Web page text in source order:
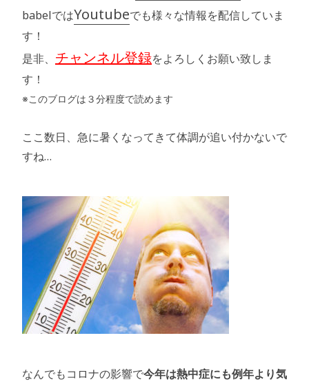
babelではYoutubeでも様々な情報を配信していま
す！
是非、 チャンネル登録をよろしくお願い致しま
す！
※このブログは３分程度で読めます
ここ数日、急に暑くなってきて体調が追い付かないで
すね…
なんでもコロナの影響で今年は熱中症にも例年より気